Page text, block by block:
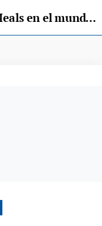
«La labor que realiza Mary’s Meals en el mundo es necesaria y extraordinaria»